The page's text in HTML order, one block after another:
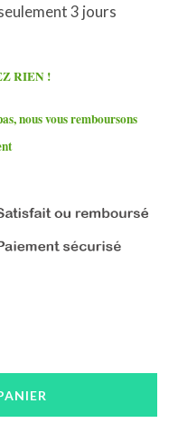
3 jours
RIEN !
nous vous remboursons